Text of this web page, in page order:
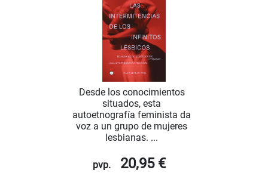
Desde los conocimientos
situados, esta
autoetnografía feminista da
voz a un grupo de mujeres
lesbianas. ...
pvp. 20,95 €